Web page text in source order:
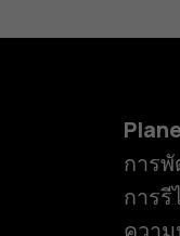
การ
การ
ควา